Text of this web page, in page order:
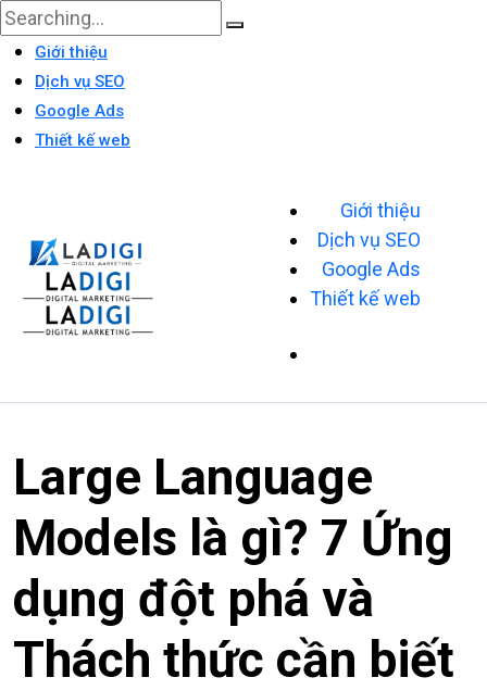
Giới thiệu
Dịch vụ SEO
Google Ads
Thiết kế web
Giới thiệu
Dịch vụ SEO
Google Ads
Thiết kế web
Large Language
Models là gì? 7 Ứng
dụng đột phá và
Thách thức cần biết